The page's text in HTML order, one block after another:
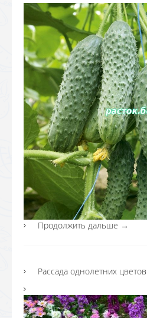
Продолжить дальше →
Рассада однолетних цветов